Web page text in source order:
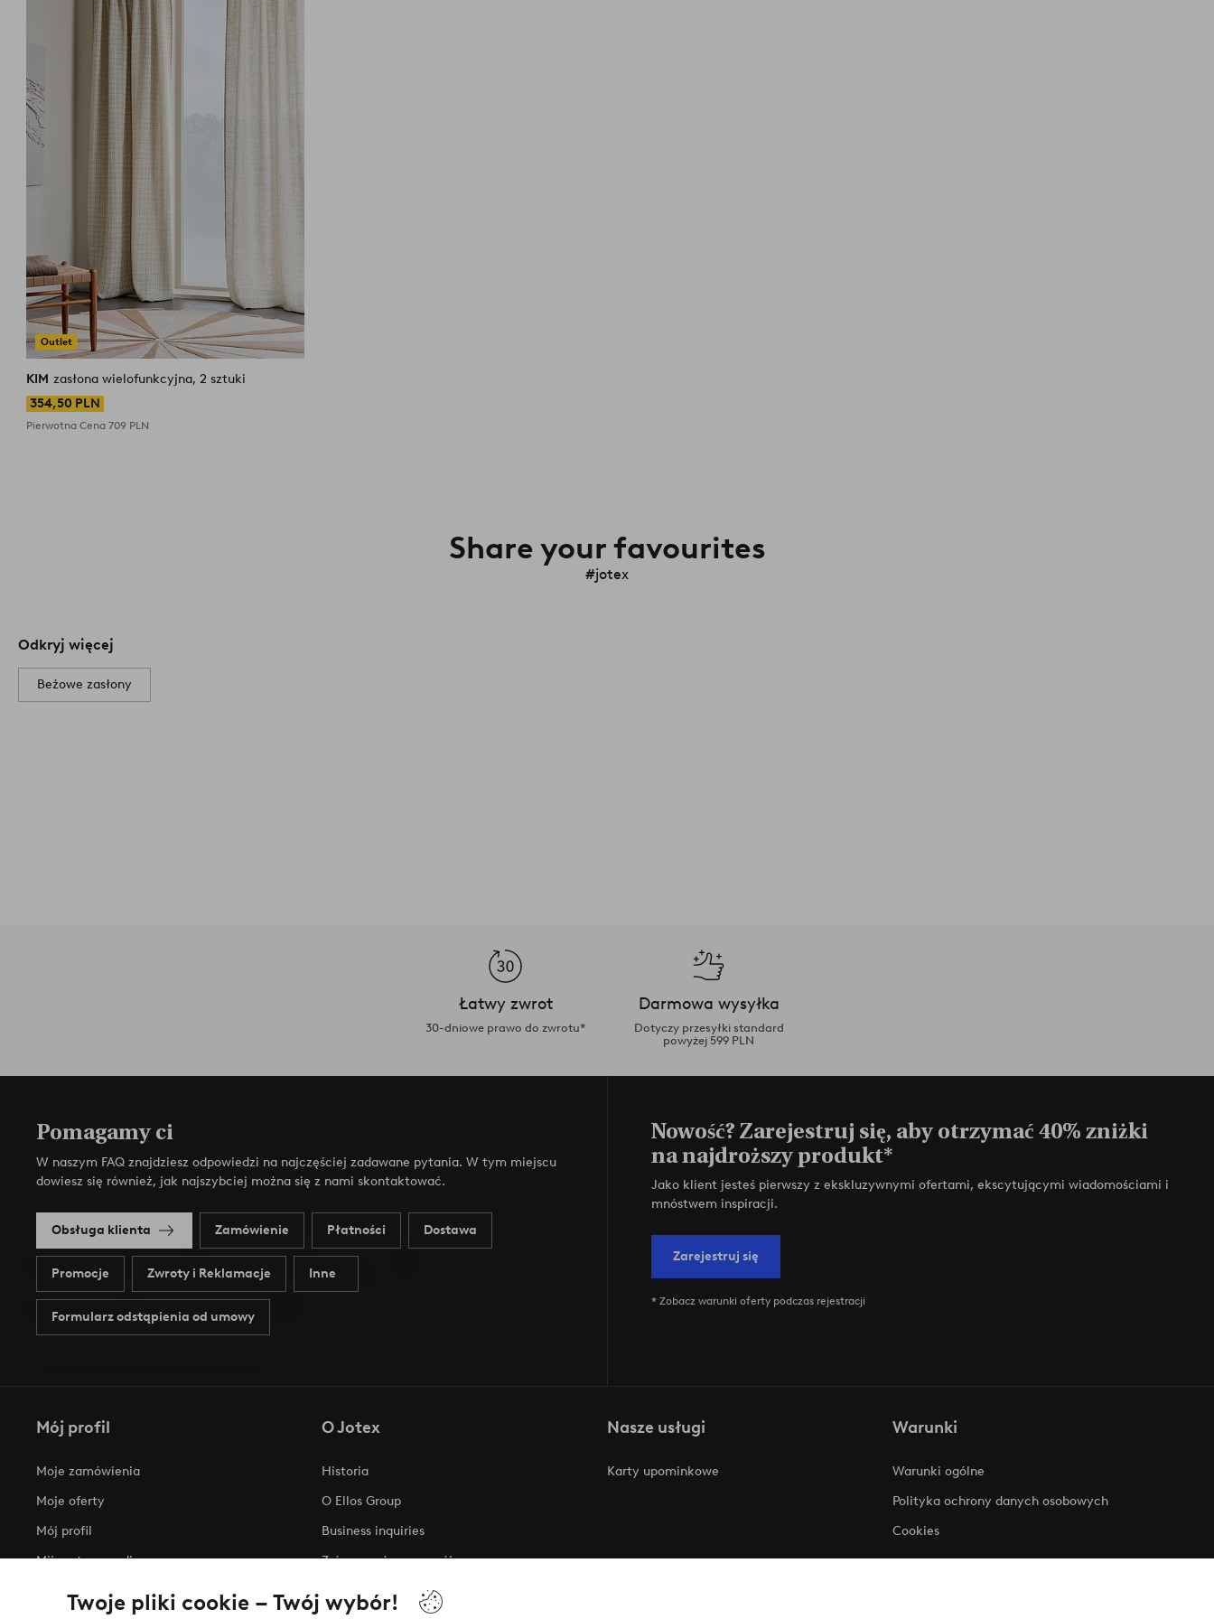
Twoje pliki cookie – Twój wybór!
Outlet
KIM zasłona wielofunkcyjna, 2 sztuki
354,50 PLN
Pierwotna Cena709 PLN
Share your favourites
#jotex
Odkryj więcej
Beżowe zasłony
Łatwy zwrot
30-dniowe prawo do zwrotu*
Darmowa wysyłka
Dotyczy przesyłki standard
powyżej 599 PLN
Pomagamy ci
W naszym FAQ znajdziesz odpowiedzi na najczęściej zadawane pytania. W tym miejscu
dowiesz się również, jak najszybciej można się z nami skontaktować.
Obsługa klienta Zamówienie Płatności Dostawa
Promocje Zwroty i Reklamacje Inne
Formularz odstąpienia od umowy
Nowość? Zarejestruj się, aby otrzymać 40% zniżki
na najdroższy produkt*
Jako klient jesteś pierwszy z ekskluzywnymi ofertami, ekscytującymi wiadomościami i
mnóstwem inspiracji.
Zarejestruj się
* Zobacz warunki oferty podczas rejestracji
Mój profil
Moje zamówienia
Moje oferty
Mój profil
Mijn retourzendingen
O Jotex
Historia
O Ellos Group
Business inquiries
Zrównoważony rozwój
Oświadczenie o dostępności
Nasze usługi
Karty upominkowe
Warunki
Warunki ogólne
Polityka ochrony danych osobowych
Cookies